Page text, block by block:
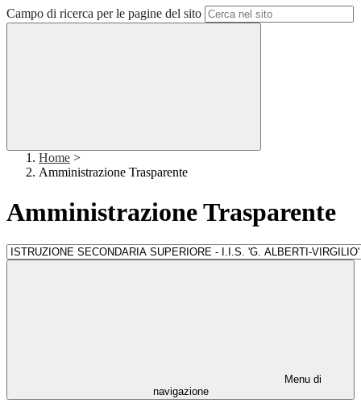
Campo di ricerca per le pagine del sito
Home >
Amministrazione Trasparente
Amministrazione Trasparente
Menu di
navigazione